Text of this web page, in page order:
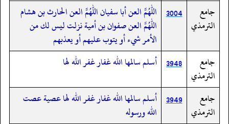
جامع
الترمذي
3004 اللهم العن أبا سفيان اللهم العن الحارث بن هشام
اللهم العن صفوان بن أمية نزلت ليس لك من
الأمر شيء أو يتوب عليهم أو يعذبهم
جامع
الترمذي
3948 أسلم سالمها الله غفار غفر الله لها
جامع
الترمذي
3949 أسلم سالمها الله غفار غفر الله لها عصية عصت
الله ورسوله